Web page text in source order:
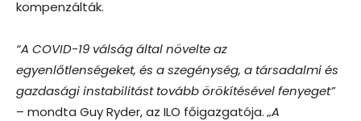
kompenzálták.
“A COVID-19 válság által növelte az
egyenlőtlenségeket, és a szegénység, a társadalmi és
gazdasági instabilitást tovább örökítésével fenyeget”
– mondta Guy Ryder, az ILO főigazgatója.„A